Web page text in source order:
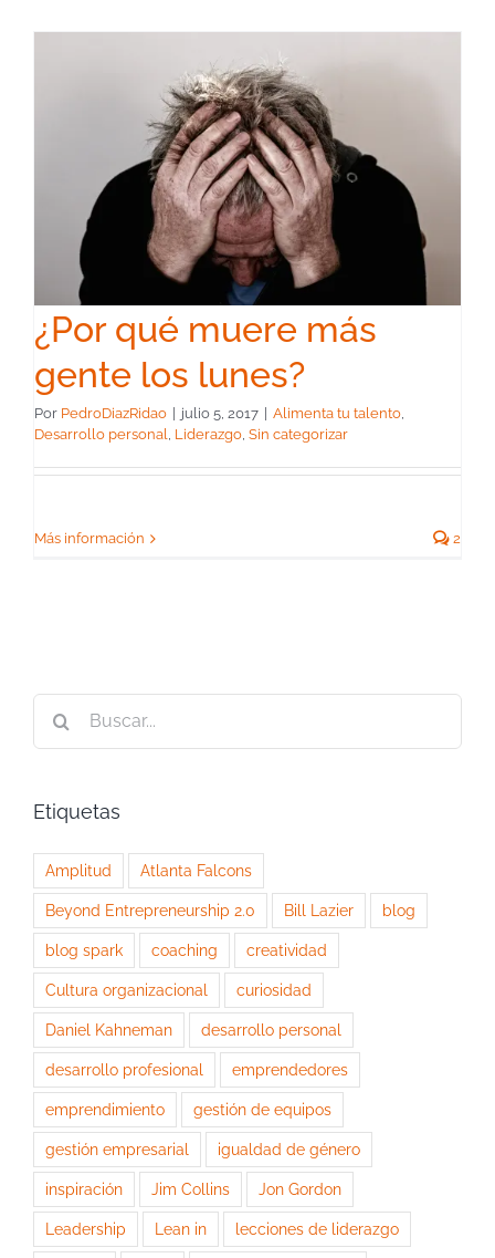
¿Por qué muere más
gente los lunes?
Por PedroDiazRidao julio 5, 2017 Alimenta tu talento,
Desarrollo personal, Liderazgo, Sin categorizar
Más información 2
Etiquetas
Amplitud Atlanta Falcons
Beyond Entrepreneurship 2.0 Bill Lazier blog
blog spark coaching creatividad
Cultura organizacional curiosidad
Daniel Kahneman desarrollo personal
desarrollo profesional emprendedores
emprendimiento gestión de equipos
gestión empresarial igualdad de género
inspiración Jim Collins Jon Gordon
Leadership Lean in lecciones de liderazgo